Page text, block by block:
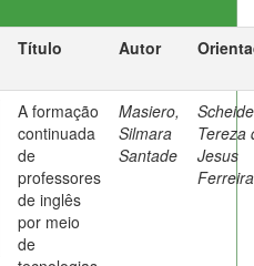
Título Autor
A formação
continuada
de
professores
de inglês
por meio
de
Masiero,
Silmara
Santade
Tereza
Jesus
Ferreira